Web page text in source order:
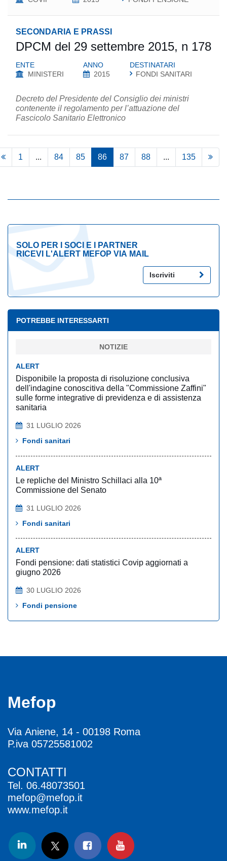
SECONDARIA E PRASSI
DPCM del 29 settembre 2015, n 178
ENTE
MINISTERI
ANNO
2015
DESTINATARI
FONDI SANITARI
Decreto del Presidente del Consiglio dei ministri
contenente il regolamento per l’attuazione del
Fascicolo Sanitario Elettronico
1 ... 84 85 86 87 88 ... 135
SOLO PER I SOCI E I PARTNER
RICEVI L'ALERT MEFOP VIA MAIL
Iscriviti
POTREBBE INTERESSARTI
NOTIZIE
ALERT
Disponibile la proposta di risoluzione conclusiva
dell'indagine conoscitiva della "Commissione Zaffini"
sulle forme integrative di previdenza e di assistenza
sanitaria
31 LUGLIO 2026
Fondi sanitari
ALERT
Le repliche del Ministro Schillaci alla 10ª
Commissione del Senato
31 LUGLIO 2026
Fondi sanitari
ALERT
Fondi pensione: dati statistici Covip aggiornati a
giugno 2026
30 LUGLIO 2026
Fondi pensione
Mefop
Via Aniene, 14 - 00198 Roma
P.iva 05725581002
CONTATTI
Tel. 06.48073501
mefop@mefop.it
www.mefop.it